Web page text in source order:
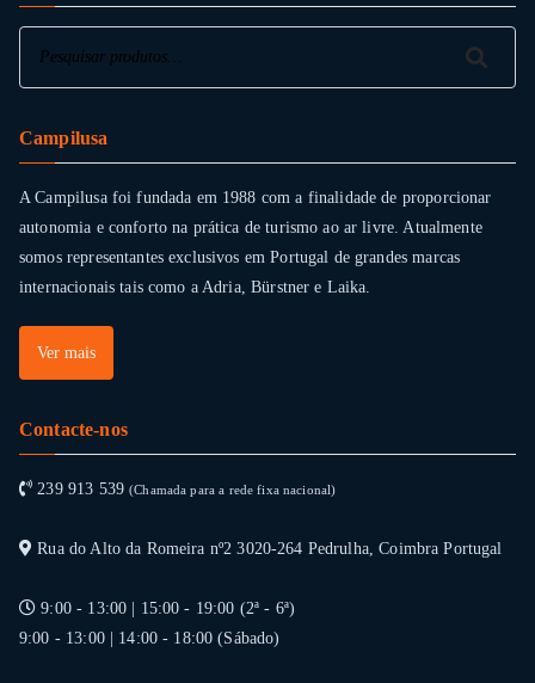
Pesquisar
Campilusa
A Campilusa foi fundada em 1988 com a finalidade de proporcionar
autonomia e conforto na prática de turismo ao ar livre. Atualmente
somos representantes exclusivos em Portugal de grandes marcas
internacionais tais como a Adria, Bürstner e Laika.
Ver mais
Contacte-nos
239 913 539(Chamada para a rede fixa nacional)
Rua do Alto da Romeira nº2 3020-264 Pedrulha, Coimbra Portugal
9:00 - 13:00 | 15:00 - 19:00 (2ª - 6ª)
9:00 - 13:00 | 14:00 - 18:00 (Sábado)